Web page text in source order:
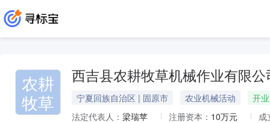
农耕
牧草
西吉县农耕牧草机械作业有限公
宁夏回族自治区 | 固原市 农业机械活动
开业
法定代表人： 梁瑞苹 注册资本： 10万元
成